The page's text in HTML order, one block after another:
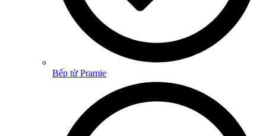
Bếp từ Pramie